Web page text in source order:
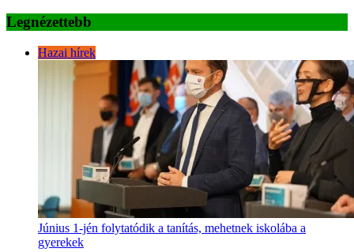
Legnézettebb
Hazai hírek
Június 1-jén folytatódik a tanítás, mehetnek iskolába a
gyerekek